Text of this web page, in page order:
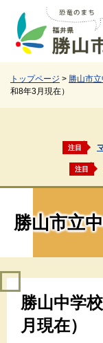
トップページ > 勝山市
和8年3月現在）
注目
注目
勝山市立
勝山中学
月現在）